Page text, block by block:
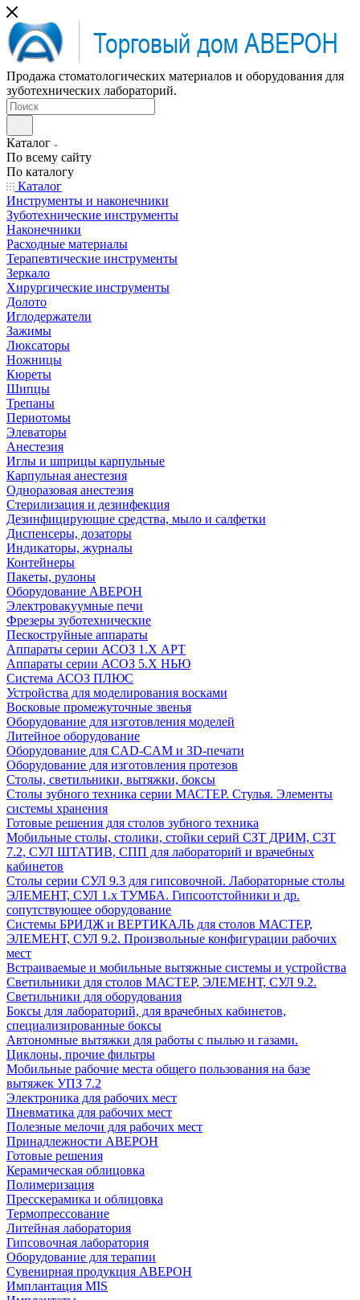
Продажа стоматологических материалов и оборудования для
зуботехнических лабораторий.
Каталог
По всему сайту
По каталогу
Каталог
Инструменты и наконечники
Зуботехнические инструменты
Наконечники
Расходные материалы
Терапевтические инструменты
Зеркало
Хирургические инструменты
Долото
Иглодержатели
Зажимы
Люксаторы
Ножницы
Кюреты
Шипцы
Трепаны
Периотомы
Элеваторы
Анестезия
Иглы и шприцы карпульные
Карпульная анестезия
Одноразовая анестезия
Стерилизация и дезинфекция
Дезинфицирующие средства, мыло и салфетки
Диспенсеры, дозаторы
Индикаторы, журналы
Контейнеры
Пакеты, рулоны
Оборудование АВЕРОН
Электровакуумные печи
Фрезеры зуботехнические
Пескоструйные аппараты
Аппараты серии АСОЗ 1.Х АРТ
Аппараты серии АСОЗ 5.Х НЬЮ
Система АСОЗ ПЛЮС
Устройства для моделирования восками
Восковые промежуточные звенья
Оборудование для изготовления моделей
Литейное оборудование
Оборудование для CAD-CAM и 3D-печати
Оборудование для изготовления протезов
Cтолы, светильники, вытяжки, боксы
Столы зубного техника серии МАСТЕР. Стулья. Элементы
системы хранения
Готовые решения для столов зубного техника
Мобильные столы, столики, стойки серий СЗТ ДРИМ, СЗТ
7.2, СУЛ ШТАТИВ, СПП для лабораторий и врачебных
кабинетов
Столы серии СУЛ 9.3 для гипсовочной. Лабораторные столы
ЭЛЕМЕНТ, СУЛ 1.х ТУМБА. Гипсоотстойники и др.
сопутствующее оборудование
Системы БРИДЖ и ВЕРТИКАЛЬ для столов МАСТЕР,
ЭЛЕМЕНТ, СУЛ 9.2. Произвольные конфигурации рабочих
мест
Встраиваемые и мобильные вытяжные системы и устройства
Светильники для столов МАСТЕР, ЭЛЕМЕНТ, СУЛ 9.2.
Светильники для оборудования
Боксы для лабораторий, для врачебных кабинетов,
специализированные боксы
Автономные вытяжки для работы с пылью и газами.
Циклоны, прочие фильтры
Мобильные рабочие места общего пользования на базе
вытяжек УПЗ 7.2
Электроника для рабочих мест
Пневматика для рабочих мест
Полезные мелочи для рабочих мест
Принадлежности АВЕРОН
Готовые решения
Керамическая облицовка
Полимеризация
Пресскерамика и облицовка
Термопрессование
Литейная лаборатория
Гипсовочная лаборатория
Оборудование для терапии
Сувенирная продукция АВЕРОН
Имплантация MIS